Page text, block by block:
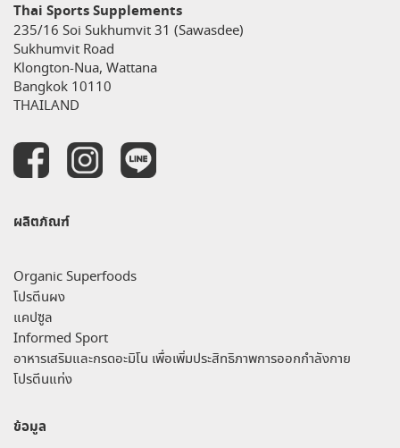
Thai Sports Supplements
235/16 Soi Sukhumvit 31 (Sawasdee)
Sukhumvit Road
Klongton-Nua, Wattana
Bangkok 10110
THAILAND
ผลิตภัณฑ์
Organic Superfoods
โปรตีนผง
แคปซูล
Informed Sport
อาหารเสริมและกรดอะมิโน เพื่อเพิ่มประสิทธิภาพการออกกำลังกาย
โปรตีนแท่ง
ข้อมูล